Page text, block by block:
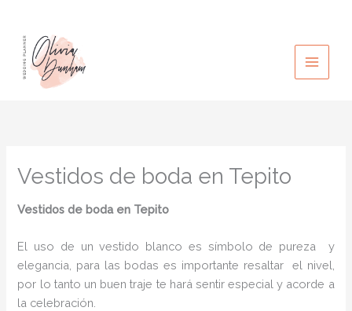
contenido
Vestidos de boda en Tepito
Vestidos de boda en Tepito
El uso de un vestido blanco es símbolo de pureza y
elegancia, para las bodas es importante resaltar el nivel,
por lo tanto un buen traje te hará sentir especial y acorde a
la celebración.